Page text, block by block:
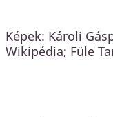
Képek: Károli
Wikipédia; Füle